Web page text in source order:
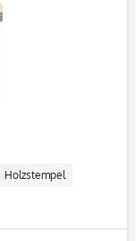
Holzstempel